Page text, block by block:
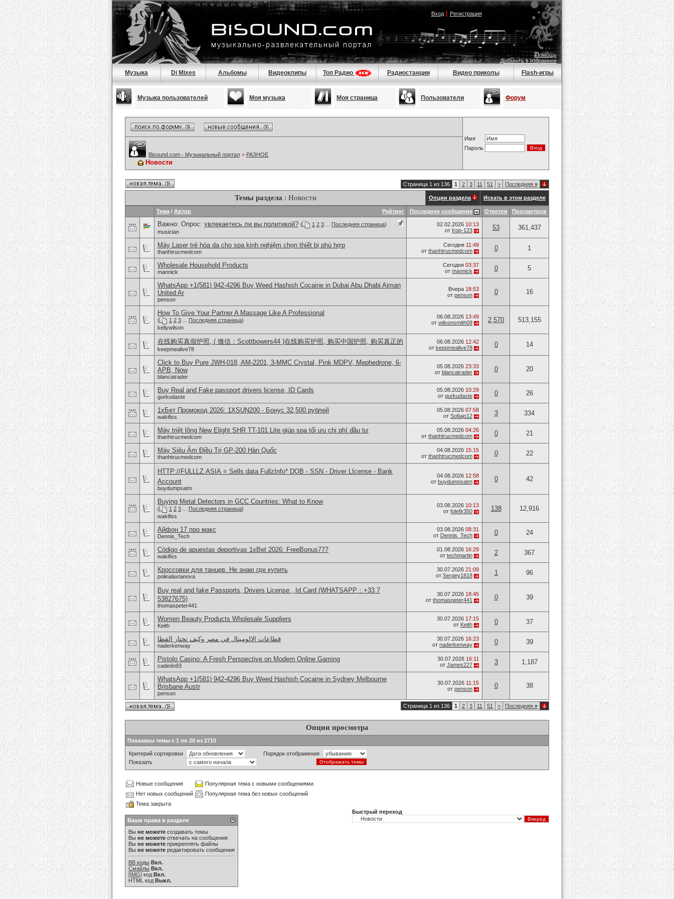
Вход| Регистрация
Помощь
Добавить в избранное
Музыка Dj Mixes Альбомы Видеоклипы Топ Радио Радиостанции Видео приколы Flash-игры
Музыка пользователей Моя музыка Моя страница Пользователи Форум
Имя
Пароль
Bisound.com - Музыкальный портал > РАЗНОЕ
Новости
Страница 1 из 136 1 2 3 11 51 > Последняя »
Темы раздела : Новости Опции раздела Искать в этом разделе
Рейтинг
Тема / Автор Последнее сообщение Ответов Просмотров
Важно: Опрос: увлекаетесь ли вы политикой? ( 1 2 3 Последняя страница)
musician
02.02.2026 10:13
от Ігор-123 53 361,437
Máy Laser trẻ hóa da cho spa kinh nghiệm chọn thiết bị phù hợp
thanhtrucmedcom
Сегодня 11:49
от thanhtrucmedcom 0 1
Wholesale Household Products
mannick
Сегодня 03:37
от mannick 0 5
WhatsApp +1(581) 942-4296 Buy Weed Hashish Cocaine in Dubai Abu Dhabi Ajman
United Ar
penson
Вчера 18:53
от penson 0 16
How To Give Your Partner A Massage Like A Professional
( 1 2 3 Последняя страница)
kellywilson
06.08.2026 13:49
от wilsonsmith09 2,570 513,155
在线购买真假护照, ( 微信：Scottbowers44 )在线购买护照, 购买中国护照, 购买真正的
keepmealive78
06.08.2026 12:42
от keepmealive78 0 14
Click to Buy Pure JWH-018, AM-2201, 3-MMC Crystal, Pink MDPV, Mephedrone, 6-
APB, Now
blancatrader
05.08.2026 23:33
от blancatrader 0 20
Buy Real and Fake passport,drivers license, ID Cards
gurkudaste
05.08.2026 10:29
от gurkudaste 0 26
1хБет Промокод 2026: 1XSUN200 - Бонус 32,500 рублей
wakifiss
05.08.2026 07:58
от Sofiajo12 3 334
Máy triệt lông New Elight SHR TT-101 Lite giúp spa tối ưu chi phí đầu tư
thanhtrucmedcom
05.08.2026 04:26
от thanhtrucmedcom 0 21
Máy Siêu Âm Điều Trị GP-200 Hàn Quốc
thanhtrucmedcom
04.08.2026 15:15
от thanhtrucmedcom 0 22
HTTP://FULLLZ.ASIA ⭐️ Sells data FullzInfo* DOB - SSN - Driver LIcense - Bank
Account
buydumpsatm
04.08.2026 12:58
от buydumpsatm 0 42
Buying Metal Detectors in GCC Countries: What to Know
( 1 2 3 Последняя страница)
wakifiss
03.08.2026 10:13
от folefir350 138 12,916
Айфон 17 про макс
Dennis_Tech
03.08.2026 08:31
от Dennis_Tech 0 24
Código de apuestas deportivas 1xBet 2026: FreeBonus777
wakifiss
01.08.2026 16:29
от techmartin 2 367
Кроссовки для танцев. Не знаю где купить
polinalaxtanova
30.07.2026 21:09
от Sergey1818 1 96
Buy real and fake Passports, Drivers License , Id Card (WHATSAPP：+33 7
53827675)
thomaspeter441
30.07.2026 18:45
от thomaspeter441 0 39
Women Beauty Products Wholesale Suppliers
Keith
30.07.2026 17:15
от Keith 0 37
قطاعات الالوميتال في مصر وكيف تختار القطا
naderkenway
30.07.2026 16:23
от naderkenway 0 39
Pistolo Casino: A Fresh Perspective on Modern Online Gaming
cadedo93
30.07.2026 16:11
от James227 3 1,187
WhatsApp +1(581) 942-4296 Buy Weed Hashish Cocaine in Sydney Melbourne
Brisbane Austr
penson
30.07.2026 11:15
от penson 0 38
Страница 1 из 136 1 2 3 11 51 > Последняя »
Опции просмотра
Показаны темы с 1 по 20 из 2710
Критерий сортировки
Порядок отображения
Показать
Новые сообщения
Популярная тема с новыми сообщениями
Нет новых сообщений
Популярная тема без новых сообщений
Тема закрыта
Ваши права в разделе
Вы не можете создавать темы
Вы не можете отвечать на сообщения
Вы не можете прикреплять файлы
Вы не можете редактировать сообщения
BB коды Вкл.
Смайлы Вкл.
[IMG] код Вкл.
HTML код Выкл.
Быстрый переход